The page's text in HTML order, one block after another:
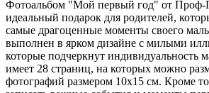
Фотоальбом "Мой первый год" от Проф-
идеальный подарок для родителей,
самые драгоценные моменты своего
выполнен в ярком дизайне с милыми
которые подчеркнут индивидуальность
имеет 28 страниц, на которых можно
фотографий размером 10х15 см. Кроме